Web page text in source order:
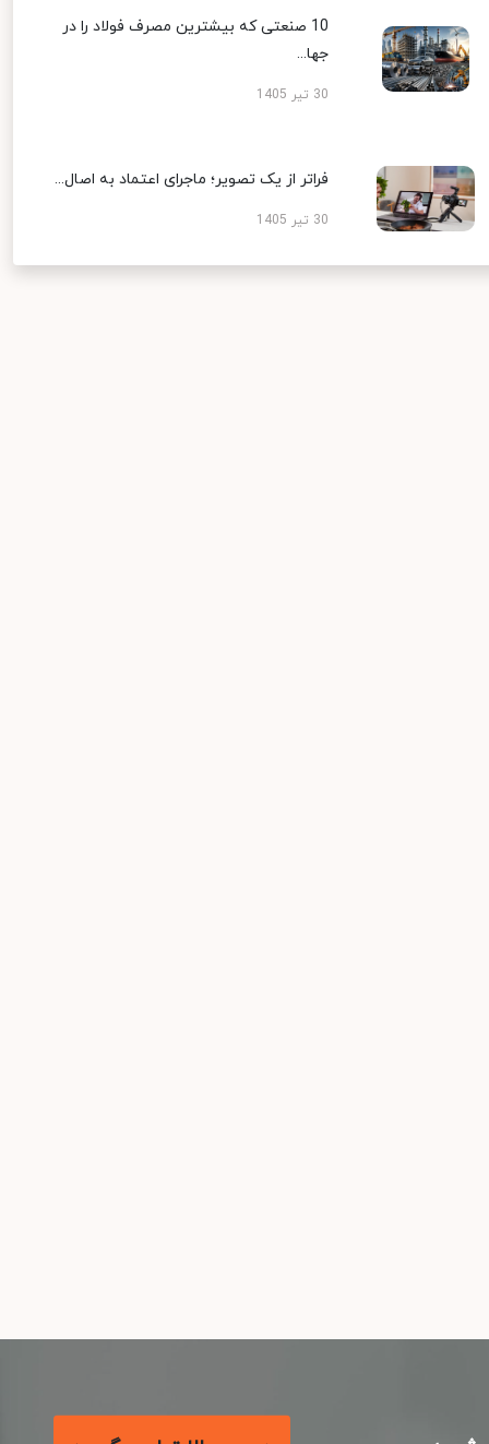
10 صنعتی که بیشترین مصرف فولاد را در
جها...
30 تیر 1405
فراتر از یک تصویر؛ ماجرای اعتماد به اصال...
30 تیر 1405